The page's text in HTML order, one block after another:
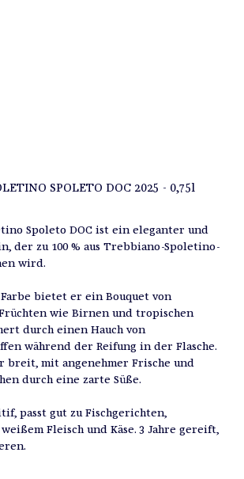
SPOLETO DOC 2025 - 0,75l
Spoleto DOC ist ein eleganter und
der zu 100 % aus Trebbiano-Spoletino-
wird.
bietet er ein Bouquet von
wie Birnen und tropischen
durch einen Hauch von
während der Reifung in der Flasche.
breit, mit angenehmer Frische und
durch eine zarte Süße.
passt gut zu Fischgerichten,
Fleisch und Käse. 3 Jahre gereift,